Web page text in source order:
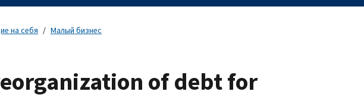
на себя
Малый бизнес
of debt for